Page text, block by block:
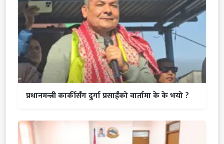
प्रधानमन्त्री कार्कीसँग दुर्गा प्रसाईंको वार्तामा के के भयो ?